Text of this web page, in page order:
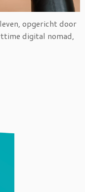
opgericht door
digital nomad,